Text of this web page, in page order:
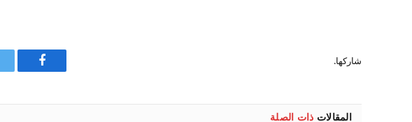
شاركها.
فيسبوك
المقالات ذات الصلة